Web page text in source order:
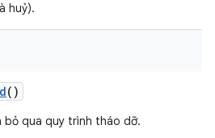
huỷ).
()
bỏ qua quy trình tháo dỡ.